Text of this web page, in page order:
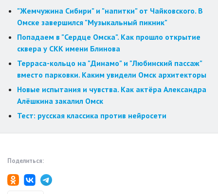
"Жемчужина Сибири" и "напитки" от Чайковского. В
Омске завершился "Музыкальный пикник"
Попадаем в "Сердце Омска". Как прошло открытие
сквера у СКК имени Блинова
Терраса-кольцо на "Динамо" и "Любинский пассаж"
вместо парковки. Каким увидели Омск архитекторы
Новые испытания и чувства. Как актёра Александра
Алёшкина закалил Омск
Тест: русская классика против нейросети
Поделиться: